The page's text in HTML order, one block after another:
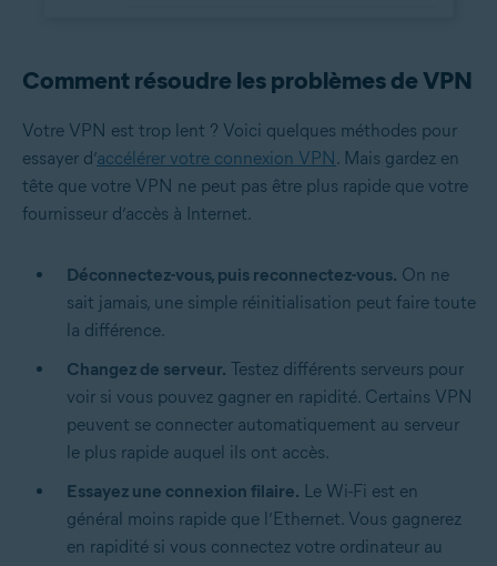
Comment résoudre les problèmes de VPN
Votre VPN est trop lent ? Voici quelques méthodes pour
essayer d’accélérer votre connexion VPN . Mais gardez en
tête que votre VPN ne peut pas être plus rapide que votre
fournisseur d’accès à Internet.
Déconnectez-vous, puis reconnectez-vous. On ne
sait jamais, une simple réinitialisation peut faire toute
la différence.
Changez de serveur. Testez différents serveurs pour
voir si vous pouvez gagner en rapidité. Certains VPN
peuvent se connecter automatiquement au serveur
le plus rapide auquel ils ont accès.
Essayez une connexion filaire. Le Wi-Fi est en
général moins rapide que l’Ethernet. Vous gagnerez
en rapidité si vous connectez votre ordinateur au